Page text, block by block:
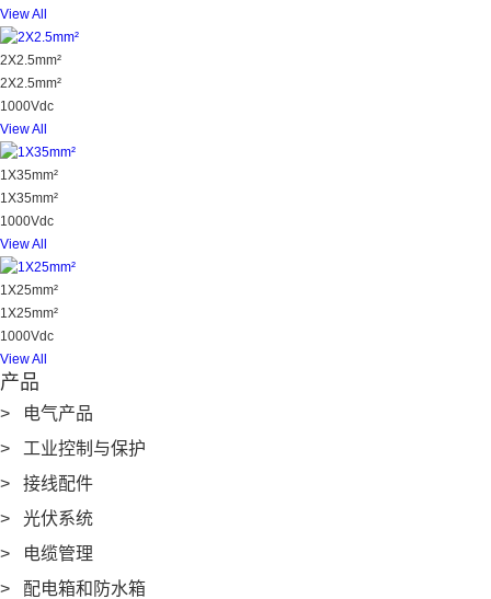
View All
2X2.5mm²
2X2.5mm²
1000Vdc
View All
1X35mm²
1X35mm²
1000Vdc
View All
1X25mm²
1X25mm²
1000Vdc
View All
产品
> 电气产品
> 工业控制与保护
> 接线配件
> 光伏系统
> 电缆管理
> 配电箱和防水箱